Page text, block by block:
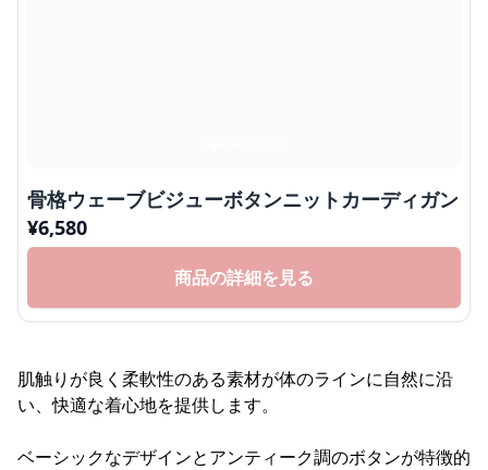
骨格ウェーブビジューボタンニットカーディガン
¥6,580
商品の詳細を見る
肌触りが良く柔軟性のある素材が体のラインに自然に沿
い、快適な着心地を提供します。
ベーシックなデザインとアンティーク調のボタンが特徴的